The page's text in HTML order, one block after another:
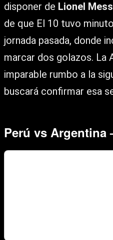
disponer de Lionel
de que El 10 tuvo
jornada pasada, donde
marcar dos golazos. La
imparable rumbo a la
buscará confirmar esa
Perú vs Argentina